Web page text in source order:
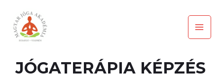
content
JÓGATERÁPIA KÉPZÉS